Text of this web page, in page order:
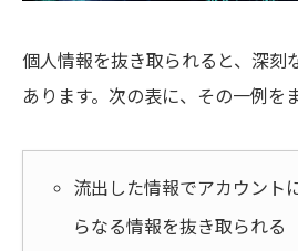
個人情報を抜き取られると、深刻
あります。次の表に、その一例を
流出した情報でアカウント
らなる情報を抜き取られる